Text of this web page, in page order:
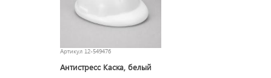
Артикул 12-549476
Антистресс Каска, белый